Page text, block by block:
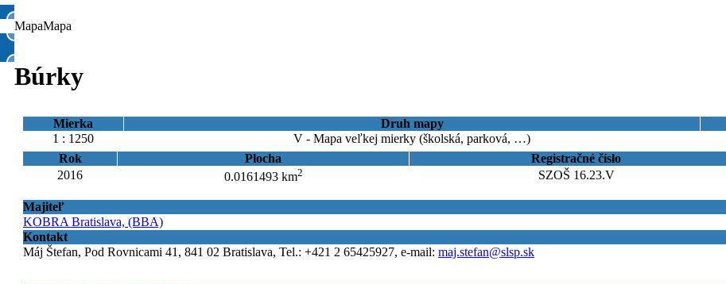
MapaMapa
Búrky
Mierka Druh mapy
1 : 1250
V - Mapa veľkej mierky (školská, parková, …)
Rok
Plocha Registračné číslo
2016
0.0161493 km2 SZOŠ 16.23.V
Majiteľ
KOBRA Bratislava, (BBA)
Kontakt
Máj Štefan, Pod Rovnicami 41, 841 02 Bratislava, Tel.: +421 2 65425927, e-mail: maj.stefan@slsp.sk